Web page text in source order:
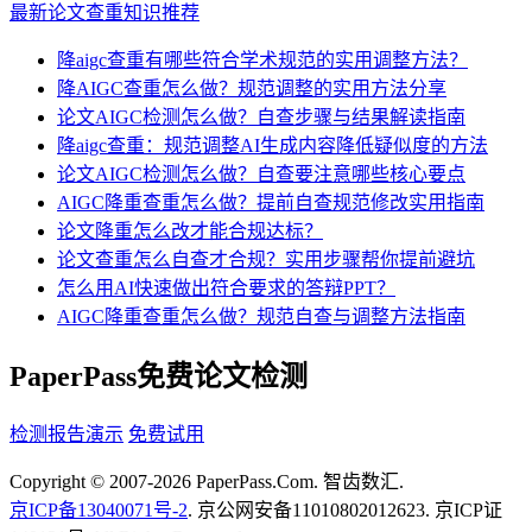
最新论文查重知识推荐
降aigc查重有哪些符合学术规范的实用调整方法？
降AIGC查重怎么做？规范调整的实用方法分享
论文AIGC检测怎么做？自查步骤与结果解读指南
降aigc查重：规范调整AI生成内容降低疑似度的方法
论文AIGC检测怎么做？自查要注意哪些核心要点
AIGC降重查重怎么做？提前自查规范修改实用指南
论文降重怎么改才能合规达标？
论文查重怎么自查才合规？实用步骤帮你提前避坑
怎么用AI快速做出符合要求的答辩PPT？
AIGC降重查重怎么做？规范自查与调整方法指南
PaperPass免费论文检测
检测报告演示 免费试用
Copyright © 2007-2026 PaperPass.Com. 智齿数汇.
京ICP备13040071号-2. 京公网安备11010802012623. 京ICP证